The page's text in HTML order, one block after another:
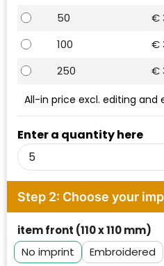
Ocean Bottle
Parker
Waterman
50
€
100
€
250
€
Enter a quantity here
All-in price excl. editing and
Step 2: Choose your
item front (110 x 110 mm)
No imprint
Embroidered